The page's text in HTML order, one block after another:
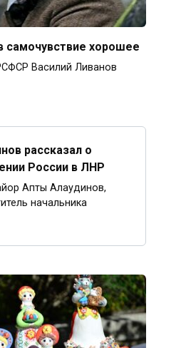
самочувствие хорошее
Василий Ливанов
рассказал о
России в ЛНР
Апты Алаудинов,
начальника